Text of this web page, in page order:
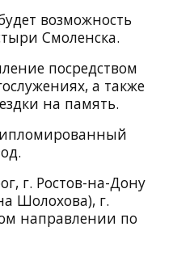
возможность
Смоленска.
посредством
а также
на память.
г. Ростов-на-Дону
Шолохова), г.
направлении по